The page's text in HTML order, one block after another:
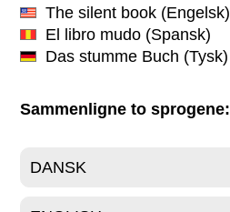
The silent book (Engelsk)
El libro mudo (Spansk)
Das stumme Buch (Tysk)
Sammenligne to sprogene: